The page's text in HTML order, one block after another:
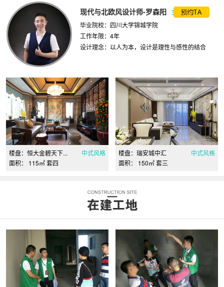
现代与北欧风设计师-罗森阳 主案设计师
毕业院校：四川大学锦城学院
工作年限：4年
设计理念：以人为本，设计是理性与感性的结合
楼盘：恒大金碧天下...
中式风格
面积： 115㎡ 套四
楼盘：瑞安城中汇
中式风格
面积： 150㎡ 套三